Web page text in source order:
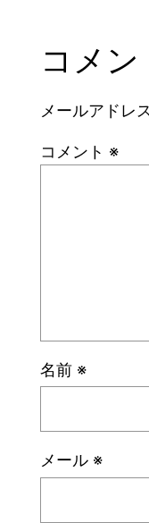
コメ
メールアドレ
コメント ※
名前 ※
メール ※